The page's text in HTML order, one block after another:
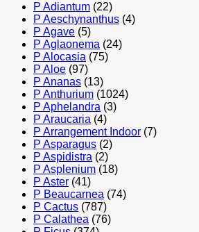
P Adiantum (22)
P Aeschynanthus (4)
P Agave (5)
P Aglaonema (24)
P Alocasia (75)
P Aloe (97)
P Ananas (13)
P Anthurium (1024)
P Aphelandra (3)
P Araucaria (4)
P Arrangement Indoor (7)
P Asparagus (2)
P Aspidistra (2)
P Asplenium (18)
P Aster (41)
P Beaucarnea (74)
P Cactus (787)
P Calathea (76)